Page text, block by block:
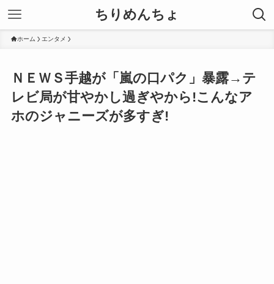
ちりめんちょ
ホーム エンタメ
ＮＥＷＳ手越が「嵐の口パク」暴露→テ
レビ局が甘やかし過ぎやから!こんなア
ホのジャニーズが多すぎ!